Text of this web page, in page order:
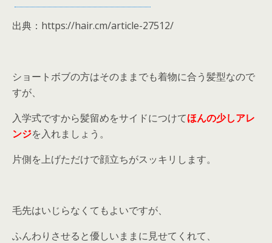
出典：https://hair.cm/article-27512/
ショートボブの方はそのままでも着物に合う髪型なので
すが、
入学式ですから髪留めをサイドにつけてほんの少しアレ
ンジを入れましょう。
片側を上げただけで顔立ちがスッキリします。
毛先はいじらなくてもよいですが、
ふんわりさせると優しいままに見せてくれて、